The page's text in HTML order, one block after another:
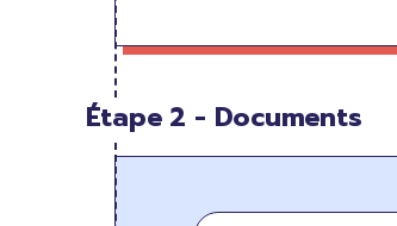
Étape 2 - Documents